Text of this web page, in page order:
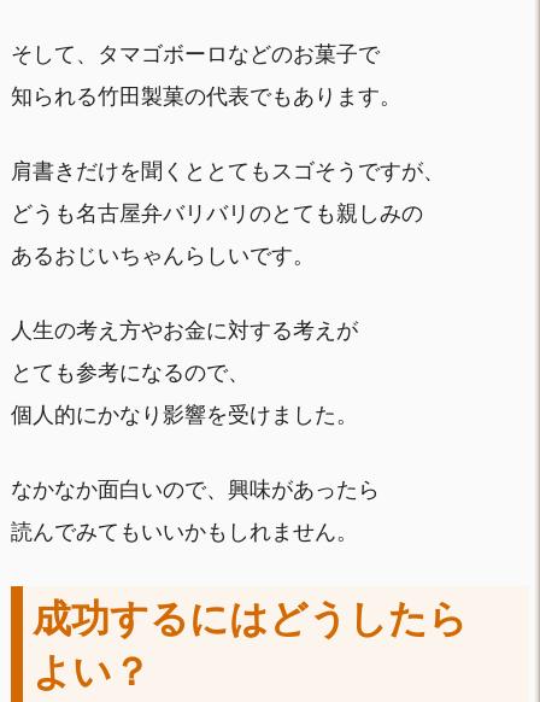
そして、タマゴボーロなどのお菓子で
知られる竹田製菓の代表でもあります。
肩書きだけを聞くととてもスゴそうですが、
どうも名古屋弁バリバリのとても親しみの
あるおじいちゃんらしいです。
人生の考え方やお金に対する考えが
とても参考になるので、
個人的にかなり影響を受けました。
なかなか面白いので、興味があったら
読んでみてもいいかもしれません。
成功するにはどうしたら
よい？